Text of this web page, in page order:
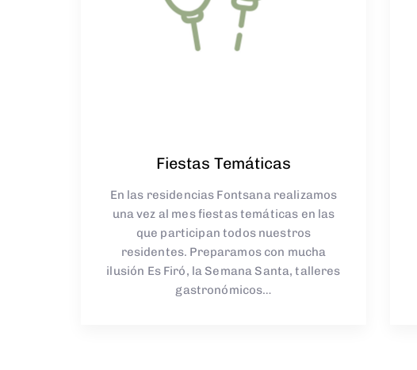
Fiestas Temáticas
En las residencias Fontsana realizamos
una vez al mes fiestas temáticas en las
que participan todos nuestros
residentes. Preparamos con mucha
ilusión Es Firó, la Semana Santa, talleres
gastronómicos…